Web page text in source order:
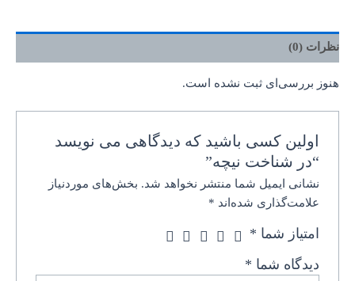
نظرات (0)
هنوز بررسی‌ای ثبت نشده است.
اولین کسی باشید که دیدگاهی می نویسد
“در شناخت نیچه”
نشانی ایمیل شما منتشر نخواهد شد. بخش‌های موردنیاز
علامت‌گذاری شده‌اند *
امتیاز شما *
دیدگاه شما *